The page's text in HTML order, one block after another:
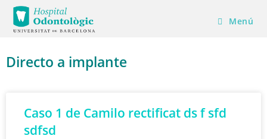
Menú
Directo a implante
Caso 1 de Camilo rectificat ds f sfd
sdfsd